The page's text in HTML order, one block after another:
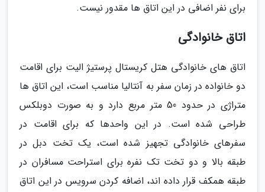
برای نفر اضافی در این اتاق ها مقدور نیست.
اتاق خانوادگی
اتاق های خانوادگی هتل کریستال پرستیژ الیت برای اقامت
دو خانواده در زمان سفر به آنتالیا مناسب است، این اتاق ها
متراژی در حدود 50 متر مربع دارد و به صورت دوبلکس
طراحی شده است. در این واحدها که برای اقامت در
سفرهای خانوادگی تجهیز شده است، یک تخت دبل در
طبقه بالا و دو تخت تک نفره برای استراحت مسافران در
طبقه همکف قرار داده اند، اضافه کردن سرویس در این اتاق